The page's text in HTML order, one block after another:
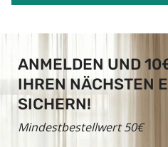
ANMELDEN UND
IHREN NÄCHSTEN
SICHERN!
Mindestbestellwert 50€